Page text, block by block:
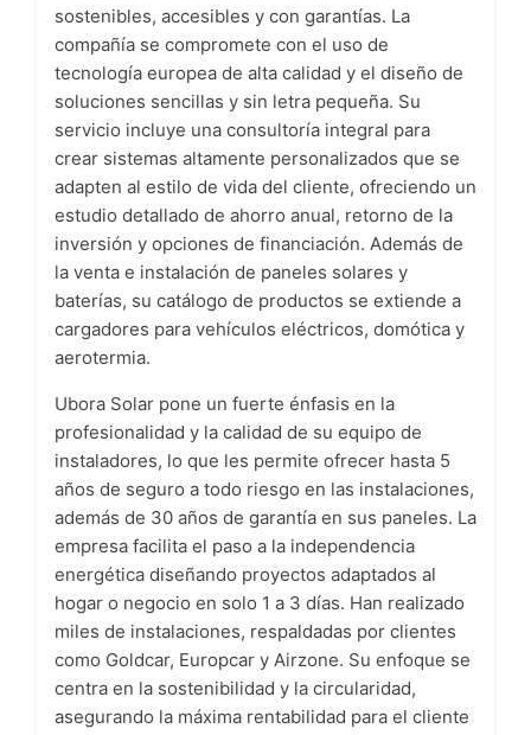
sostenibles, accesibles y con garantías. La
compañía se compromete con el uso de
tecnología europea de alta calidad y el diseño de
soluciones sencillas y sin letra pequeña. Su
servicio incluye una consultoría integral para
crear sistemas altamente personalizados que se
adapten al estilo de vida del cliente, ofreciendo un
estudio detallado de ahorro anual, retorno de la
inversión y opciones de financiación. Además de
la venta e instalación de paneles solares y
baterías, su catálogo de productos se extiende a
cargadores para vehículos eléctricos, domótica y
aerotermia.
Ubora Solar pone un fuerte énfasis en la
profesionalidad y la calidad de su equipo de
instaladores, lo que les permite ofrecer hasta 5
años de seguro a todo riesgo en las instalaciones,
además de 30 años de garantía en sus paneles. La
empresa facilita el paso a la independencia
energética diseñando proyectos adaptados al
hogar o negocio en solo 1 a 3 días. Han realizado
miles de instalaciones, respaldadas por clientes
como Goldcar, Europcar y Airzone. Su enfoque se
centra en la sostenibilidad y la circularidad,
asegurando la máxima rentabilidad para el cliente